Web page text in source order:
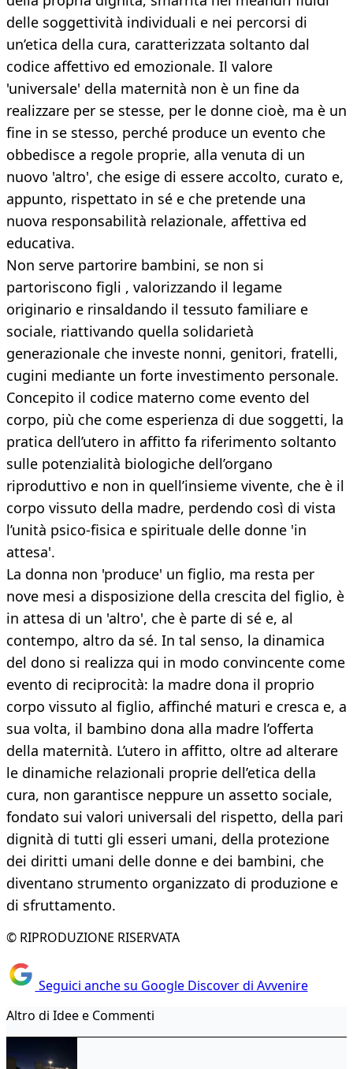
delle soggettività individuali e nei percorsi di
un’etica della cura, caratterizzata soltanto dal
codice affettivo ed emozionale. Il valore
'universale' della maternità non è un fine da
realizzare per se stesse, per le donne cioè, ma è un
fine in se stesso, perché produce un evento che
obbedisce a regole proprie, alla venuta di un
nuovo 'altro', che esige di essere accolto, curato e,
appunto, rispettato in sé e che pretende una
nuova responsabilità relazionale, affettiva ed
educativa.
Non serve partorire bambini, se non si
partoriscono figli , valorizzando il legame
originario e rinsaldando il tessuto familiare e
sociale, riattivando quella solidarietà
generazionale che investe nonni, genitori, fratelli,
cugini mediante un forte investimento personale.
Concepito il codice materno come evento del
corpo, più che come esperienza di due soggetti, la
pratica dell’utero in affitto fa riferimento soltanto
sulle potenzialità biologiche dell’organo
riproduttivo e non in quell’insieme vivente, che è il
corpo vissuto della madre, perdendo così di vista
l’unità psico-fisica e spirituale delle donne 'in
attesa'.
La donna non 'produce' un figlio, ma resta per
nove mesi a disposizione della crescita del figlio, è
in attesa di un 'altro', che è parte di sé e, al
contempo, altro da sé. In tal senso, la dinamica
del dono si realizza qui in modo convincente come
evento di reciprocità: la madre dona il proprio
corpo vissuto al figlio, affinché maturi e cresca e, a
sua volta, il bambino dona alla madre l’offerta
della maternità. L’utero in affitto, oltre ad alterare
le dinamiche relazionali proprie dell’etica della
cura, non garantisce neppure un assetto sociale,
fondato sui valori universali del rispetto, della pari
dignità di tutti gli esseri umani, della protezione
dei diritti umani delle donne e dei bambini, che
diventano strumento organizzato di produzione e
di sfruttamento.
© RIPRODUZIONE RISERVATA
Seguici anche su Google Discover di Avvenire
Altro di Idee e Commenti